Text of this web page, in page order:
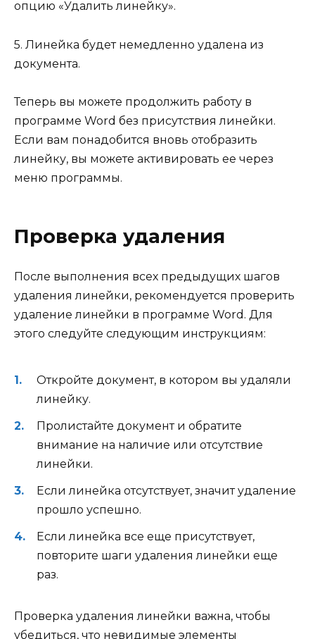
опцию «Удалить линейку».
5. Линейка будет немедленно удалена из
документа.
Теперь вы можете продолжить работу в
программе Word без присутствия линейки.
Если вам понадобится вновь отобразить
линейку, вы можете активировать ее через
меню программы.
Проверка удаления
После выполнения всех предыдущих шагов
удаления линейки, рекомендуется проверить
удаление линейки в программе Word. Для
этого следуйте следующим инструкциям:
Откройте документ, в котором вы удаляли
линейку.
Пролистайте документ и обратите
внимание на наличие или отсутствие
линейки.
Если линейка отсутствует, значит удаление
прошло успешно.
Если линейка все еще присутствует,
повторите шаги удаления линейки еще
раз.
Проверка удаления линейки важна, чтобы
убедиться, что невидимые элементы